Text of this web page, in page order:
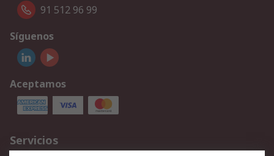
91 512 96 99
Síguenos
Aceptamos
Servicios